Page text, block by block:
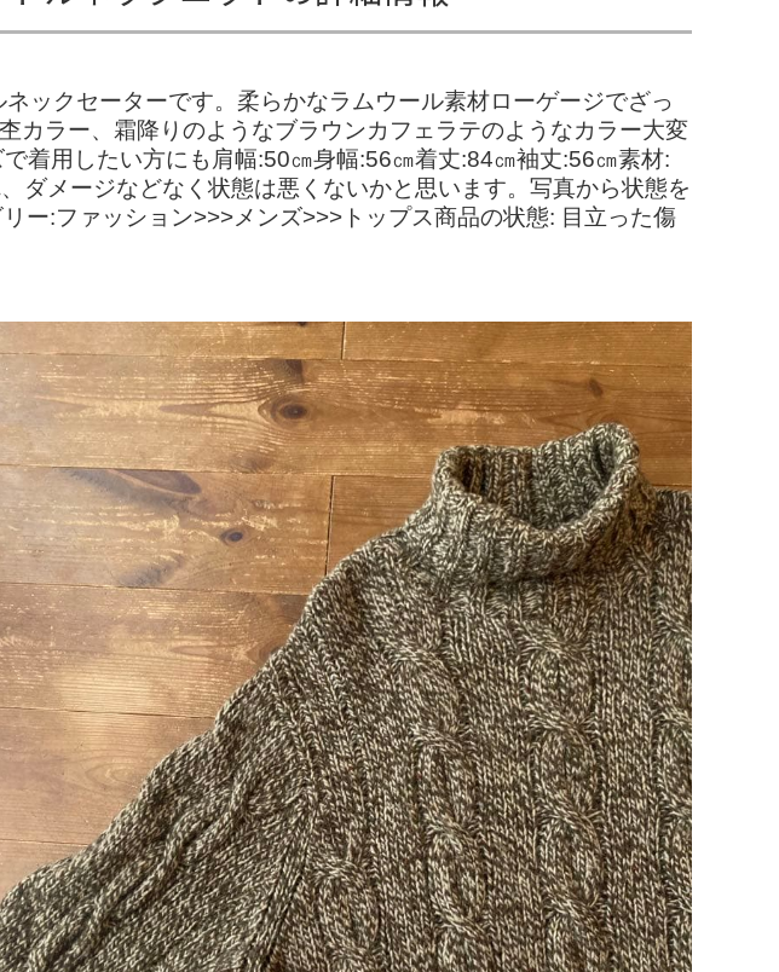
ックセーターです。柔らかなラムウール素材ローゲージでざっ
カラー、霜降りのようなブラウンカフェラテのようなカラー大変
着用したい方にも肩幅:50㎝身幅:56㎝着丈:84㎝袖丈:56㎝素材:
ダメージなどなく状態は悪くないかと思います。写真から状態を
:ファッション>>>メンズ>>>トップス商品の状態: 目立った傷